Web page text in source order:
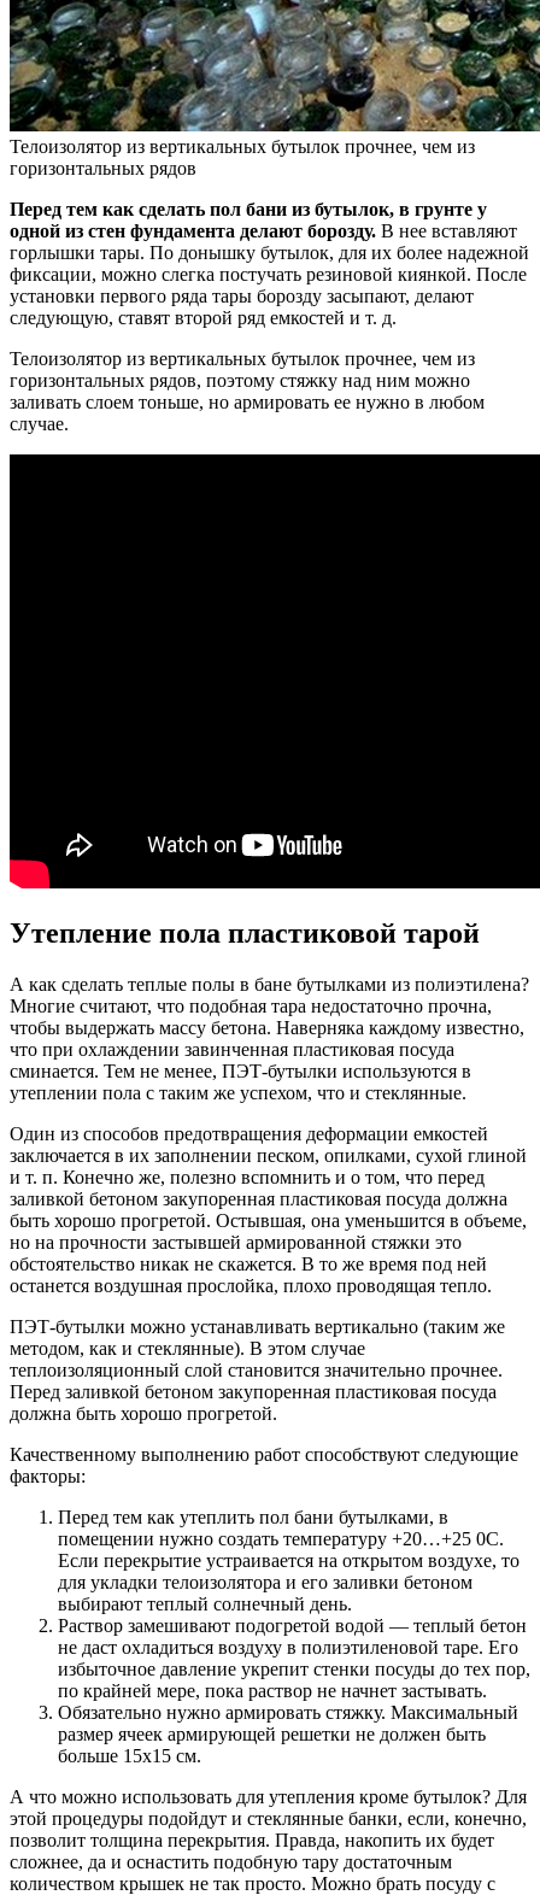
Телоизолятор из вертикальных бутылок прочнее, чем из
горизонтальных рядов
Перед тем как сделать пол бани из бутылок, в грунте у
одной из стен фундамента делают борозду. В нее вставляют
горлышки тары. По донышку бутылок, для их более надежной
фиксации, можно слегка постучать резиновой киянкой. После
установки первого ряда тары борозду засыпают, делают
следующую, ставят второй ряд емкостей и т. д.
Телоизолятор из вертикальных бутылок прочнее, чем из
горизонтальных рядов, поэтому стяжку над ним можно
заливать слоем тоньше, но армировать ее нужно в любом
случае.
Утепление пола пластиковой тарой
А как сделать теплые полы в бане бутылками из полиэтилена?
Многие считают, что подобная тара недостаточно прочна,
чтобы выдержать массу бетона. Наверняка каждому известно,
что при охлаждении завинченная пластиковая посуда
сминается. Тем не менее, ПЭТ-бутылки используются в
утеплении пола с таким же успехом, что и стеклянные.
Один из способов предотвращения деформации емкостей
заключается в их заполнении песком, опилками, сухой глиной
и т. п. Конечно же, полезно вспомнить и о том, что перед
заливкой бетоном закупоренная пластиковая посуда должна
быть хорошо прогретой. Остывшая, она уменьшится в объеме,
но на прочности застывшей армированной стяжки это
обстоятельство никак не скажется. В то же время под ней
останется воздушная прослойка, плохо проводящая тепло.
ПЭТ-бутылки можно устанавливать вертикально (таким же
методом, как и стеклянные). В этом случае
теплоизоляционный слой становится значительно прочнее.
Перед заливкой бетоном закупоренная пластиковая посуда
должна быть хорошо прогретой.
Качественному выполнению работ способствуют следующие
факторы:
Перед тем как утеплить пол бани бутылками, в
помещении нужно создать температуру +20…+25 0С.
Если перекрытие устраивается на открытом воздухе, то
для укладки телоизолятора и его заливки бетоном
выбирают теплый солнечный день.
Раствор замешивают подогретой водой — теплый бетон
не даст охладиться воздуху в полиэтиленовой таре. Его
избыточное давление укрепит стенки посуды до тех пор,
по крайней мере, пока раствор не начнет застывать.
Обязательно нужно армировать стяжку. Максимальный
размер ячеек армирующей решетки не должен быть
больше 15х15 см.
А что можно использовать для утепления кроме бутылок? Для
этой процедуры подойдут и стеклянные банки, если, конечно,
позволит толщина перекрытия. Правда, накопить их будет
сложнее, да и оснастить подобную тару достаточным
количеством крышек не так просто. Можно брать посуду с